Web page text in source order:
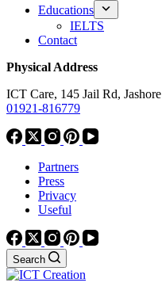
Educations
IELTS
Contact
Physical Address
ICT Care, 145 Jail Rd, Jashore
01921-816779
Partners
Press
Privacy
Useful
Search